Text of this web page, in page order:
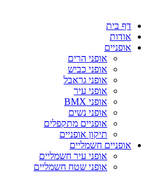
דף בית
אודות
אופניים
אופני הרים
אופני כביש
אופני גראבל
אופני עיר
אופני BMX
אופני נשים
אופניים מתקפלים
תיקון אופניים
אופניים חשמליים
אופני עיר חשמליים
אופני שטח חשמליים